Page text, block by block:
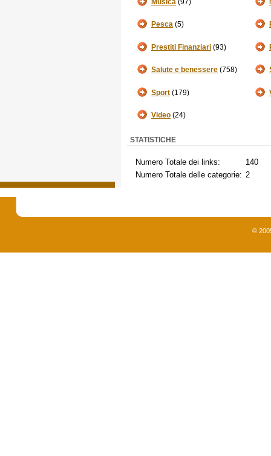
Musica (97)
Pesca (5)
Prestiti Finanziari (93)
Salute e benessere (758)
Sport (179)
Video (24)
STATISTICHE
Numero Totale dei links:
140
Numero Totale delle categorie: 2
©